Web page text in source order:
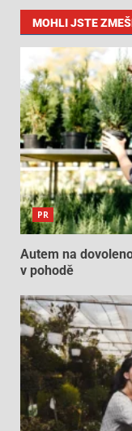
MOHLI JSTE
PR
Autem na
v pohodě